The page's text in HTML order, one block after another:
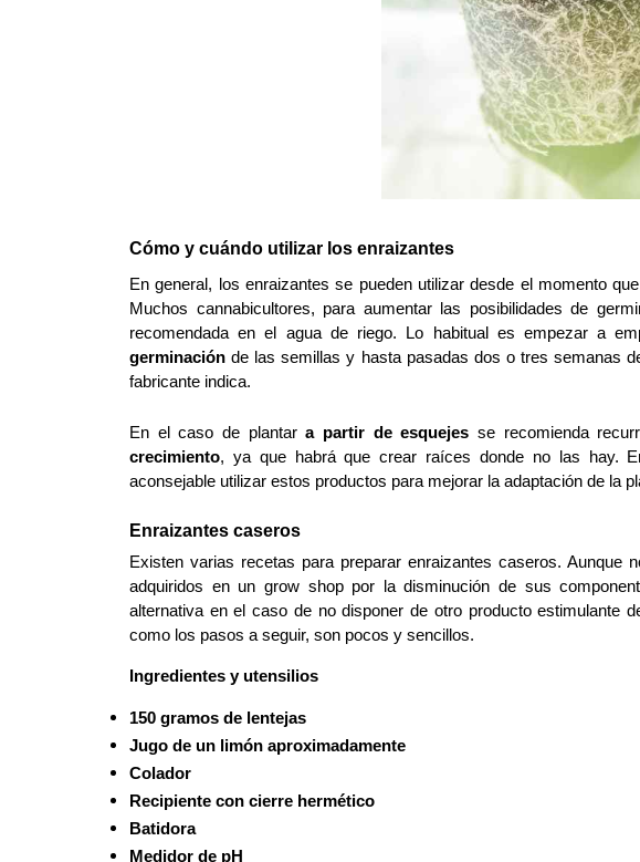
Cómo y cuándo utilizar los enraizantes
En general, los enraizantes se pueden utilizar desde el momento
Muchos cannabicultores, para aumentar las posibilidades de
recomendada en el agua de riego. Lo habitual es empezar a
germinación de las semillas y hasta pasadas dos o tres semanas
fabricante indica.
En el caso de plantar a partir de esquejes se recomienda
crecimiento, ya que habrá que crear raíces donde no las hay.
aconsejable utilizar estos productos para mejorar la adaptación de la
Enraizantes caseros
Existen varias recetas para preparar enraizantes caseros. Aunque
adquiridos en un grow shop por la disminución de sus
alternativa en el caso de no disponer de otro producto estimulante
como los pasos a seguir, son pocos y sencillos.
Ingredientes y utensilios
150 gramos de lentejas
Jugo de un limón aproximadamente
Colador
Recipiente con cierre hermético
Batidora
Medidor de pH